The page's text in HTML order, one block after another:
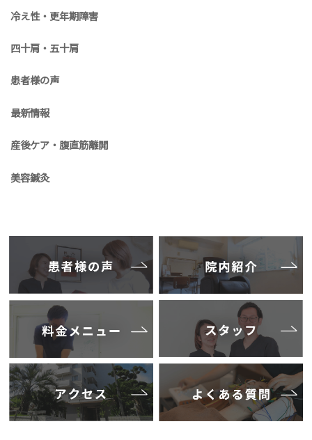
冷え性・更年期障害
四十肩・五十肩
患者様の声
最新情報
産後ケア・腹直筋離開
美容鍼灸